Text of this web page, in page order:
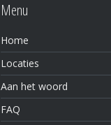
Menu
Home
Locaties
Aan het woord
FAQ